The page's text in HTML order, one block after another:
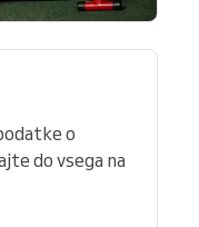
o
do vsega na